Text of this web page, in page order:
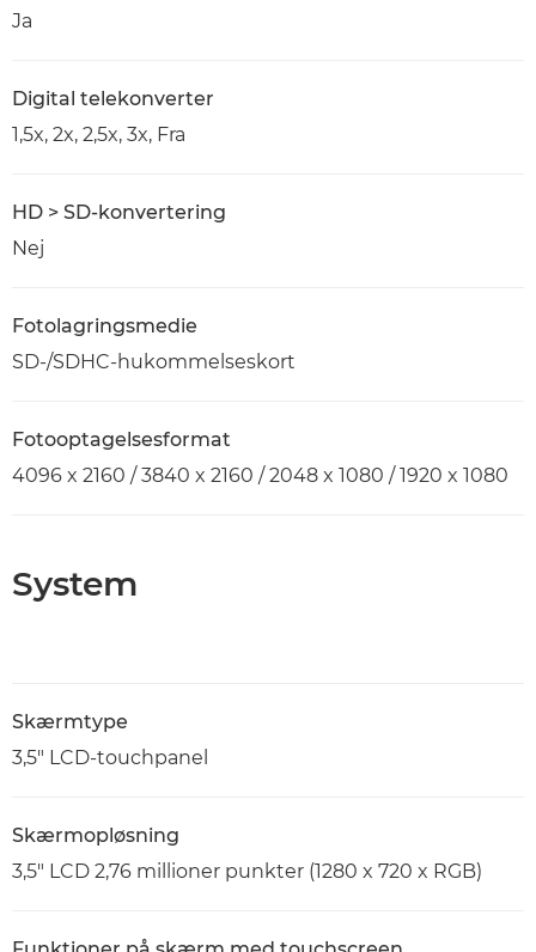
Ja
Digital telekonverter
1,5x, 2x, 2,5x, 3x, Fra
HD > SD-konvertering
Nej
Fotolagringsmedie
SD-/SDHC-hukommelseskort
Fotooptagelsesformat
4096 x 2160 / 3840 x 2160 / 2048 x 1080 / 1920 x 1080
System
Skærmtype
3,5" LCD-touchpanel
Skærmopløsning
3,5" LCD 2,76 millioner punkter (1280 x 720 x RGB)